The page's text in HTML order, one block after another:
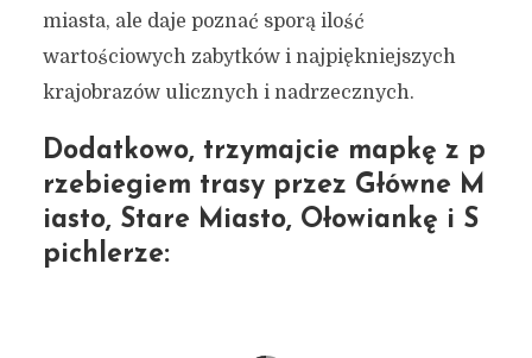
miasta, ale daje poznać sporą ilość
wartościowych zabytków i najpiękniejszych
krajobrazów ulicznych i nadrzecznych.
Dodatkowo, trzymajcie mapkę z p
rzebiegiem trasy przez Główne M
iasto, Stare Miasto, Ołowiankę i S
pichlerze: